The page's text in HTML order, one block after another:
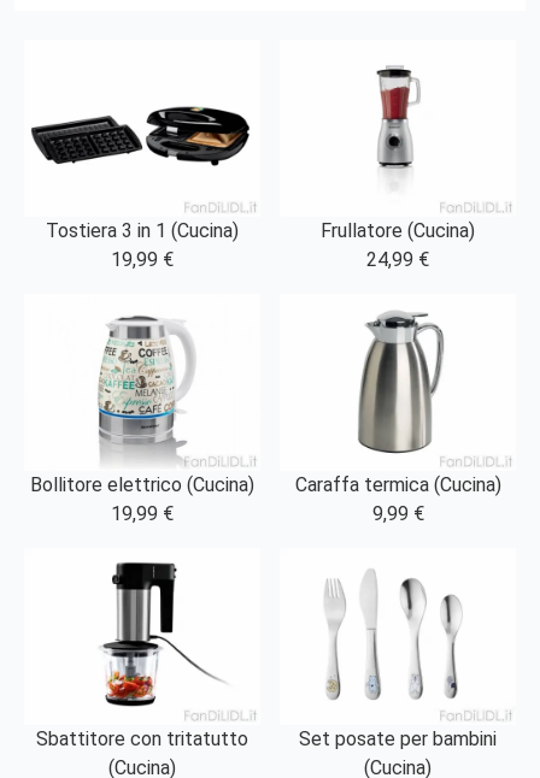
Tostiera 3 in 1 (Cucina)
19,99 €
Frullatore (Cucina)
24,99 €
Bollitore elettrico (Cucina)
19,99 €
Caraffa termica (Cucina)
9,99 €
Sbattitore con tritatutto
(Cucina)
Set posate per bambini
(Cucina)